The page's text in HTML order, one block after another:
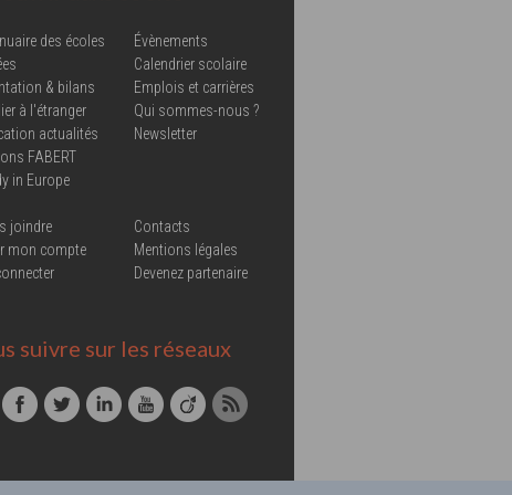
des écoles
& bilans
à l'étranger
actualités
FABERT
in Europe
Évènements
Calendrier scolaire
Emplois et carrières
Qui sommes-nous ?
Newsletter
joindre
mon compte
Contacts
Mentions légales
Devenez partenaire
suivre sur les réseaux